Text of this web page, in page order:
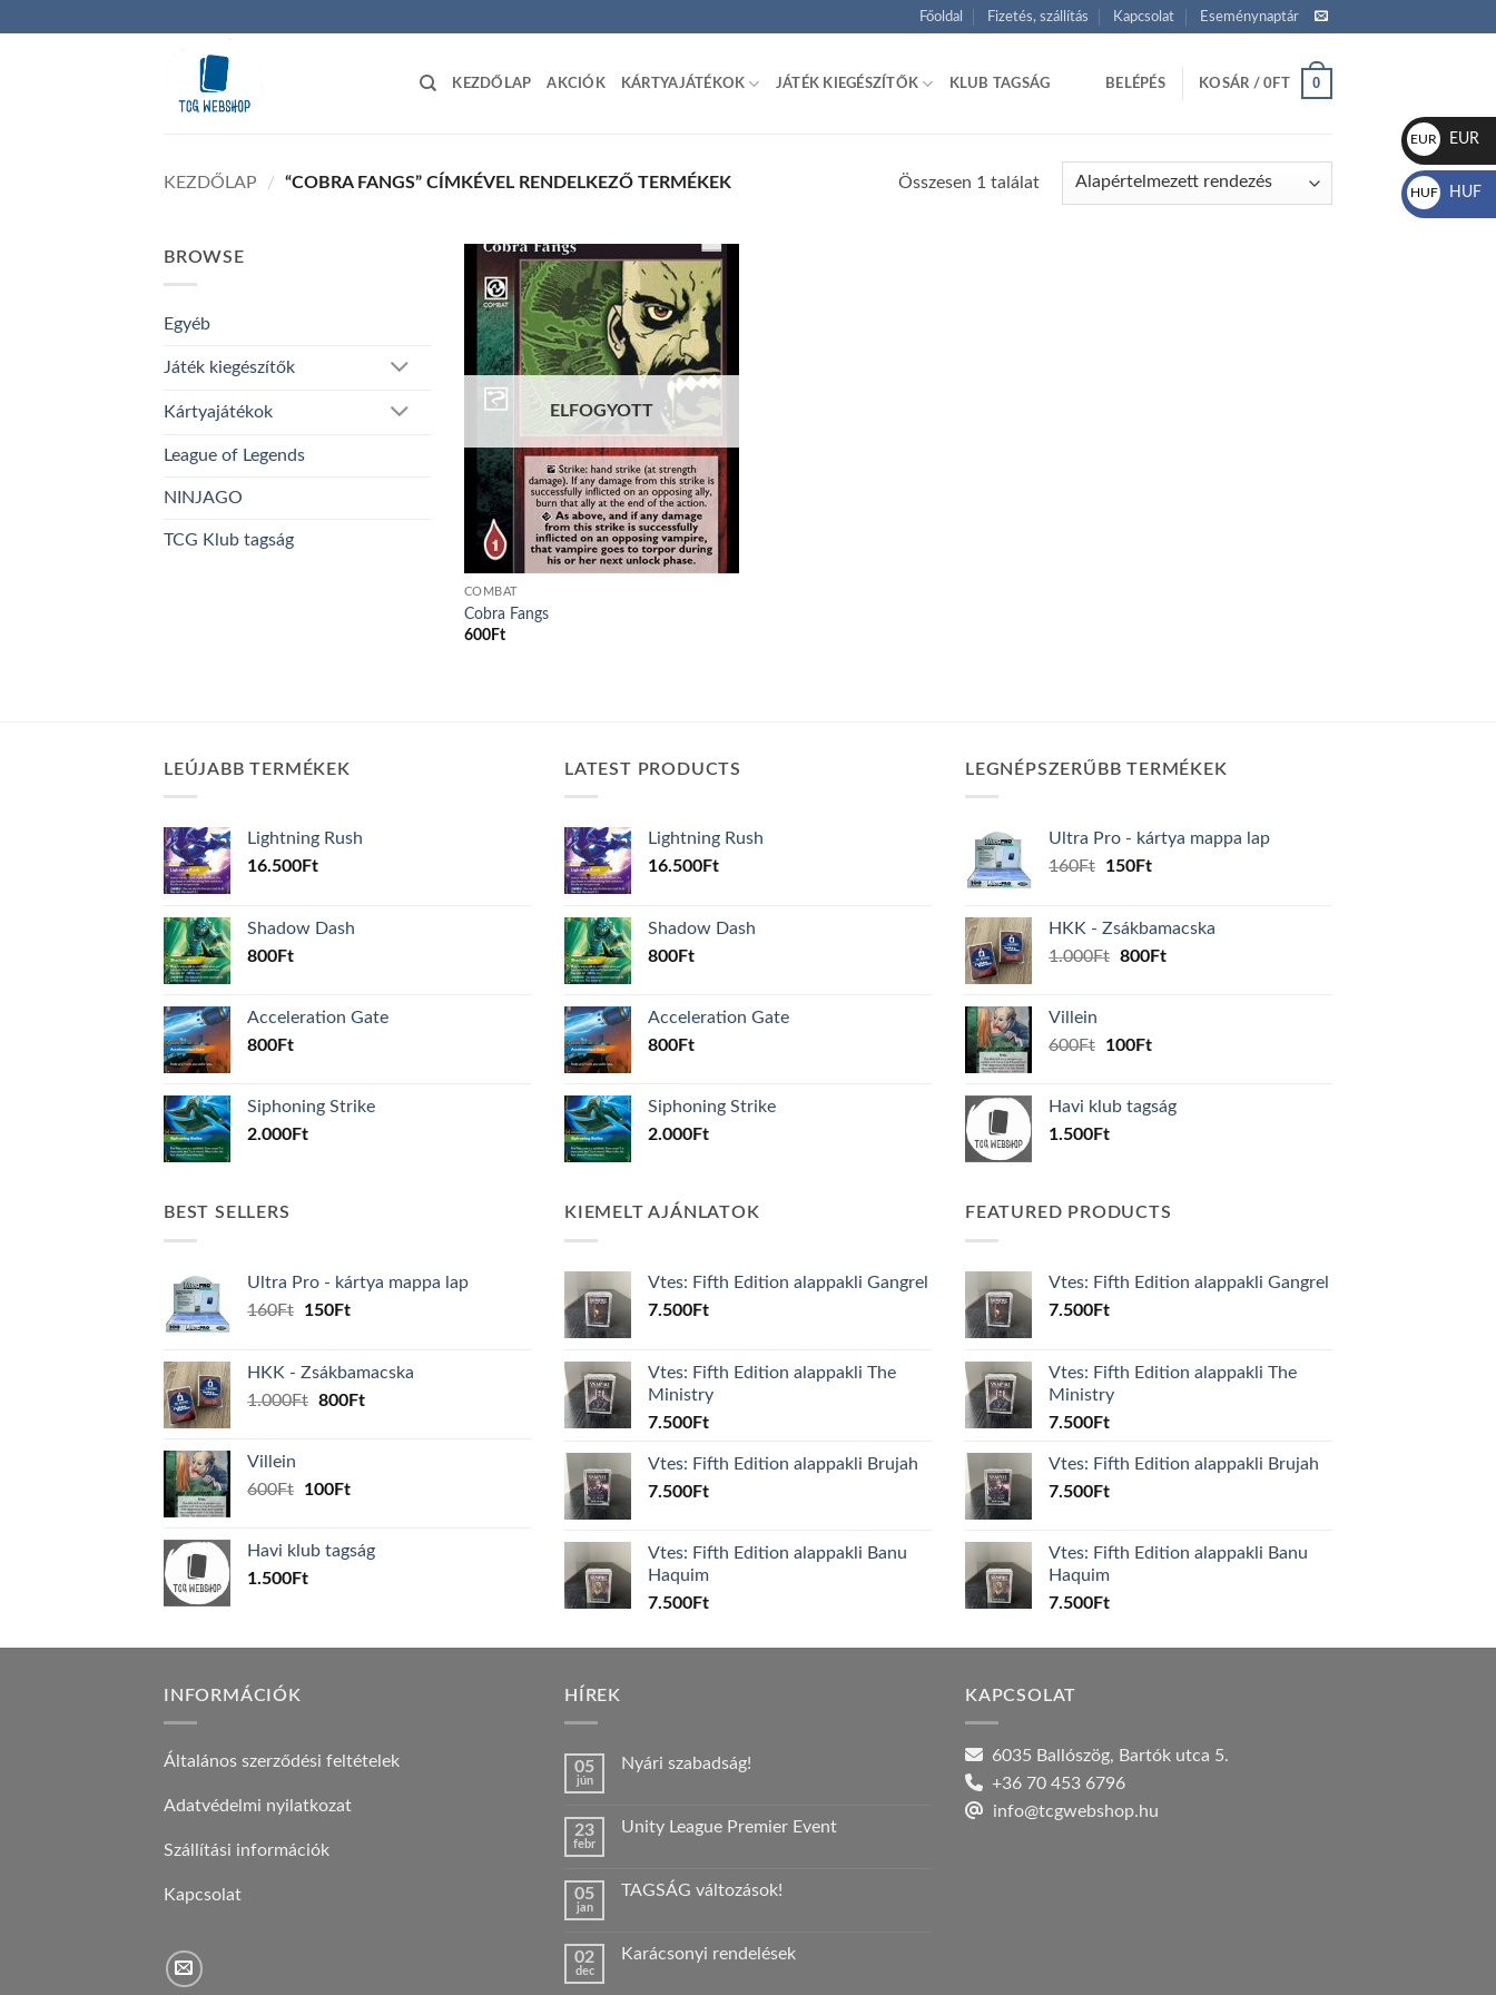
Főoldal Fizetés, szállítás Kapcsolat Eseménynaptár
KEZDŐLAP AKCIÓK KÁRTYAJÁTÉKOK JÁTÉK KIEGÉSZÍTŐK KLUB TAGSÁG BELÉPÉS KOSÁR /0FT 0
KEZDŐLAP / “COBRA FANGS” CÍMKÉVEL RENDELKEZŐ TERMÉKEK Összesen 1 találat
BROWSE
Egyéb
Játék kiegészítők
Kártyajátékok
League of Legends
NINJAGO
TCG Klub tagság
Add to
wishlist
ELFOGYOTT
COMBAT
Cobra Fangs
600Ft
LEÚJABB TERMÉKEK
Lightning Rush
16.500Ft
Shadow Dash
800Ft
Acceleration Gate
800Ft
Siphoning Strike
2.000Ft
LATEST PRODUCTS
Lightning Rush
16.500Ft
Shadow Dash
800Ft
Acceleration Gate
800Ft
Siphoning Strike
2.000Ft
LEGNÉPSZERŰBB TERMÉKEK
Ultra Pro - kártya mappa lap
160Ft
Original
160Ft.
150FtCurrent
150Ft.
HKK - Zsákbamacska
1.000Ft Original
800FtCurrent
Villein
600Ft
Original
600Ft.
100FtCurrent
100Ft.
Havi klub tagság
1.500Ft
BEST SELLERS
Ultra Pro - kártya mappa lap
160Ft
Original
160Ft.
150FtCurrent
150Ft.
HKK - Zsákbamacska
1.000Ft Original
800FtCurrent
Villein
600Ft
Original
600Ft.
100FtCurrent
100Ft.
Havi klub tagság
1.500Ft
KIEMELT AJÁNLATOK
Vtes: Fifth Edition alappakli Gangrel
7.500Ft
Vtes: Fifth Edition alappakli The
Ministry
7.500Ft
Vtes: Fifth Edition alappakli Brujah
7.500Ft
Vtes: Fifth Edition alappakli Banu
Haquim
7.500Ft
FEATURED PRODUCTS
Vtes: Fifth Edition alappakli Gangrel
7.500Ft
Vtes: Fifth Edition alappakli The
Ministry
7.500Ft
Vtes: Fifth Edition alappakli Brujah
7.500Ft
Vtes: Fifth Edition alappakli Banu
Haquim
7.500Ft
INFORMÁCIÓK
Általános szerződési feltételek
Adatvédelmi nyilatkozat
Szállítási információk
Kapcsolat
HÍREK
05
jún
Nyári szabadság!
Nyári
23
febr
Unity League Premier Event
Unity
bejegyzéshez
05
jan
TAGSÁG változások!
TAGSÁG
02
dec
Karácsonyi rendelések
KAPCSOLAT
6035 Ballószög, Bartók utca 5.
+36 70 453 6796
info@tcgwebshop.hu
EUR
€
EUR
HUF
Ft
HUF